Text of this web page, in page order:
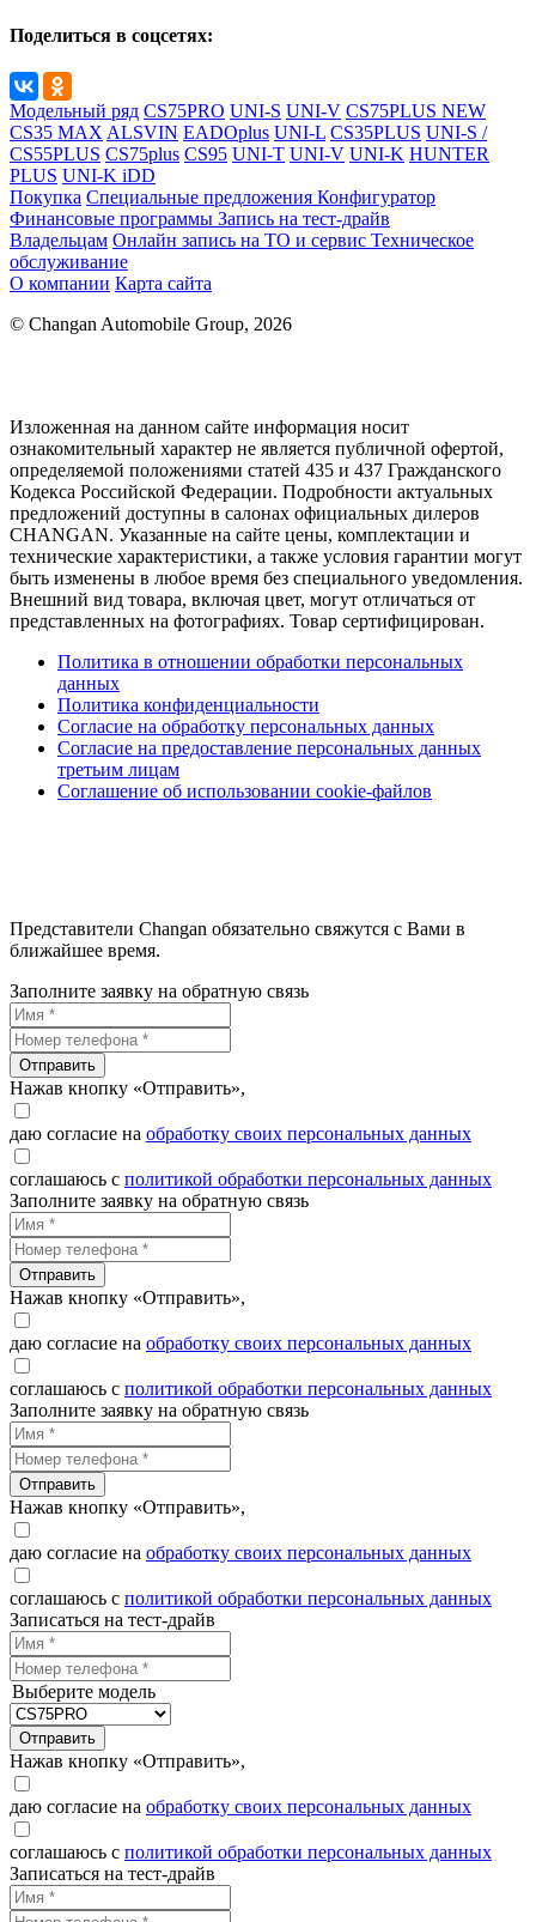
Поделиться в соцсетях:
Модельный ряд CS75PRO UNI-S UNI-V CS75PLUS NEW
CS35 MAX ALSVIN EADOplus UNI-L CS35PLUS UNI-S /
CS55PLUS CS75plus CS95 UNI-T UNI-V UNI-K HUNTER
PLUS UNI-K iDD
Покупка Специальные предложения Конфигуратор
Финансовые программы Запись на тест-драйв
Владельцам Онлайн запись на ТО и сервис Техническое
обслуживание
О компании Карта сайта
© Changan Automobile Group, 2026
Изложенная на данном сайте информация носит
ознакомительный характер не является публичной офертой,
определяемой положениями статей 435 и 437 Гражданского
Кодекса Российской Федерации. Подробности актуальных
предложений доступны в салонах официальных дилеров
CHANGAN. Указанные на сайте цены, комплектации и
технические характеристики, а также условия гарантии могут
быть изменены в любое время без специального уведомления.
Внешний вид товара, включая цвет, могут отличаться от
представленных на фотографиях. Товар сертифицирован.
Политика в отношении обработки персональных
данных
Политика конфиденциальности
Согласие на обработку персональных данных
Согласие на предоставление персональных данных
третьим лицам
Соглашение об использовании cookie-файлов
Представители Changan обязательно свяжутся с Вами в
ближайшее время.
Заполните заявку на обратную связь
Отправить
Нажав кнопку «Отправить»,
даю согласие на обработку своих персональных данных
соглашаюсь с политикой обработки персональных данных
Заполните заявку на обратную связь
Отправить
Нажав кнопку «Отправить»,
даю согласие на обработку своих персональных данных
соглашаюсь с политикой обработки персональных данных
Заполните заявку на обратную связь
Отправить
Нажав кнопку «Отправить»,
даю согласие на обработку своих персональных данных
соглашаюсь с политикой обработки персональных данных
Записаться на тест-драйв
Выберите модель
Отправить
Нажав кнопку «Отправить»,
даю согласие на обработку своих персональных данных
соглашаюсь с политикой обработки персональных данных
Записаться на тест-драйв